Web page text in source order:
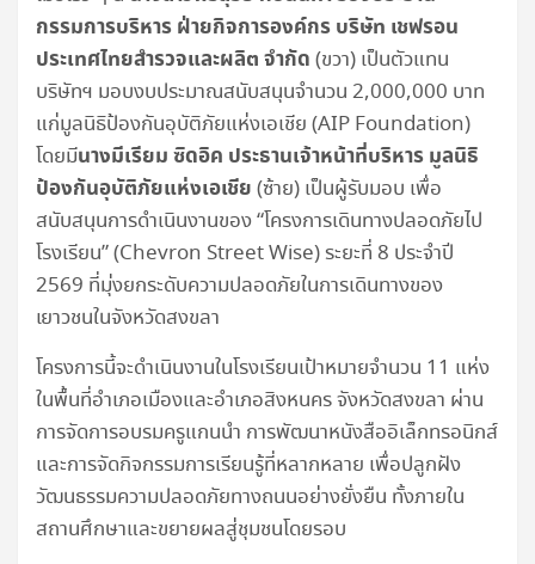
กรรมการบริหาร ฝ่ายกิจการองค์กร บริษัท เชฟรอน
ประเทศไทยสำรวจและผลิต จำกัด (ขวา) เป็นตัวแทน
บริษัทฯ มอบงบประมาณสนับสนุนจำนวน 2,000,000 บาท
แก่มูลนิธิป้องกันอุบัติภัยแห่งเอเชีย (AIP Foundation)
โดยมีนางมีเรียม ซิดอิค ประธานเจ้าหน้าที่บริหาร มูลนิธิ
ป้องกันอุบัติภัยแห่งเอเชีย (ซ้าย) เป็นผู้รับมอบ เพื่อ
สนับสนุนการดำเนินงานของ “โครงการเดินทางปลอดภัยไป
โรงเรียน” (Chevron Street Wise) ระยะที่ 8 ประจำปี
2569 ที่มุ่งยกระดับความปลอดภัยในการเดินทางของ
เยาวชนในจังหวัดสงขลา
โครงการนี้จะดำเนินงานในโรงเรียนเป้าหมายจำนวน 11 แห่ง
ในพื้นที่อำเภอเมืองและอำเภอสิงหนคร จังหวัดสงขลา ผ่าน
การจัดการอบรมครูแกนนำ การพัฒนาหนังสืออิเล็กทรอนิกส์
และการจัดกิจกรรมการเรียนรู้ที่หลากหลาย เพื่อปลูกฝัง
วัฒนธรรมความปลอดภัยทางถนนอย่างยั่งยืน ทั้งภายใน
สถานศึกษาและขยายผลสู่ชุมชนโดยรอบ